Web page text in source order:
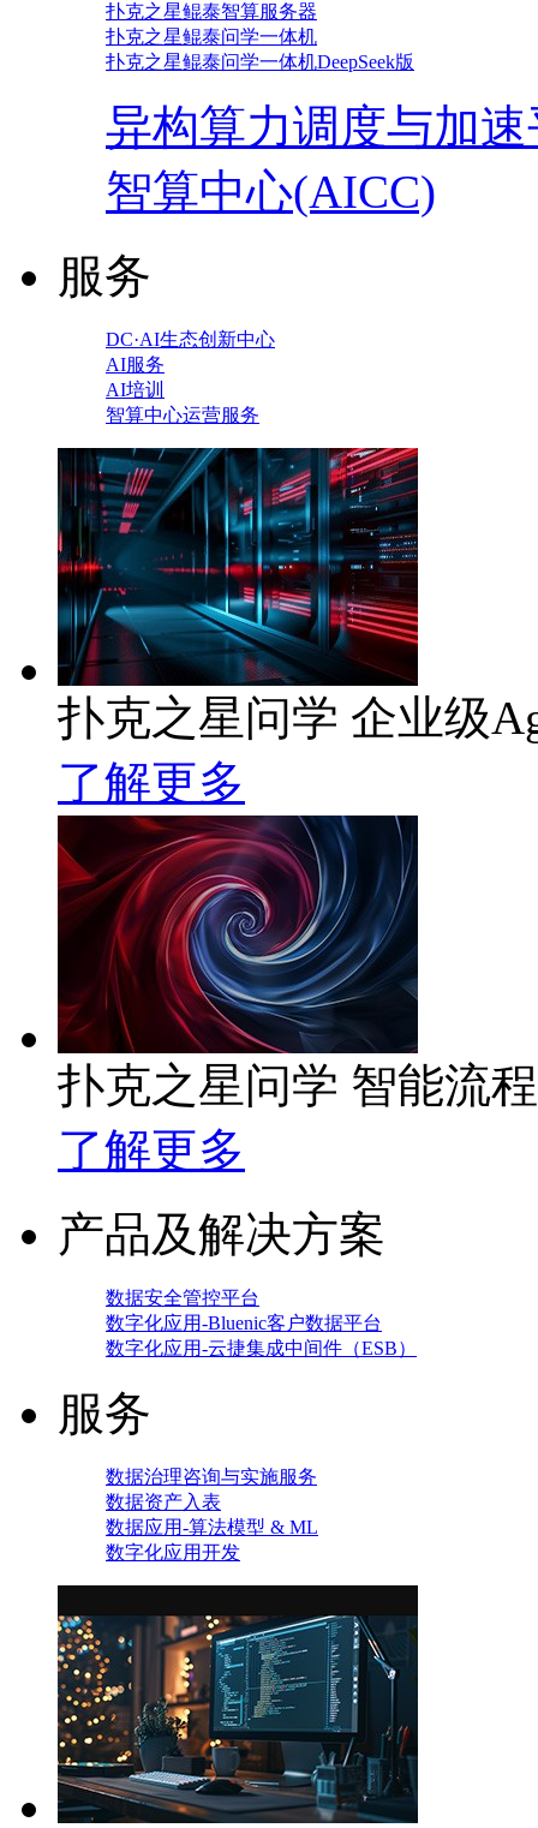
扑克之星鲲泰智算服务器
扑克之星鲲泰问学一体机
扑克之星鲲泰问学一体机DeepSeek版
异构算力调度与加
智算中心(AICC)
服务
DC·AI生态创新中心
AI服务
AI培训
智算中心运营服务
扑克之星问学 企业级
了解更多
扑克之星问学 智能流
了解更多
产品及解决方案
数据安全管控平台
数字化应用-Bluenic客户数据平台
数字化应用-云捷集成中间件（ESB）
服务
数据治理咨询与实施服务
数据资产入表
数据应用-算法模型 & ML
数字化应用开发